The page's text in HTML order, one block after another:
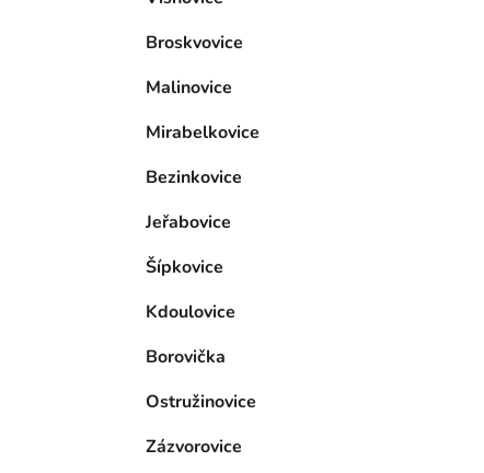
Broskvovice
Malinovice
Mirabelkovice
Bezinkovice
Jeřabovice
Šípkovice
Kdoulovice
Borovička
Ostružinovice
Zázvorovice